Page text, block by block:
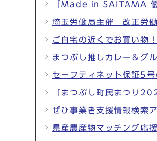
「Made in SAITAMA
埼玉労働局主催 改正労
ご自宅の近くでお買い物
まつぶし推しカレー＆グ
セーフティネット保証5
「まつぶし町民まつり
ぜひ事業者支援情報検索
県産農産物マッチング応